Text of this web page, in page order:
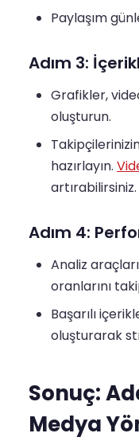
Paylaşım
Adım 3:
Grafikler,
oluşturun.
hazırlayın.
artırabilirsiniz.
Adım 4:
Analiz
oranlarını
Başarılı
oluşturarak
Sonuç:
Medya